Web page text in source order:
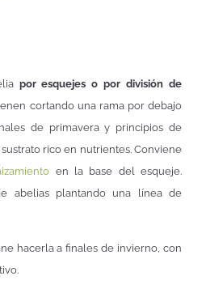
por esquejes o por división de
cortando una rama por debajo
de primavera y principios de
rico en nutrientes. Conviene
en la base del esqueje.
abelias plantando una línea de
hacerla a finales de invierno, con